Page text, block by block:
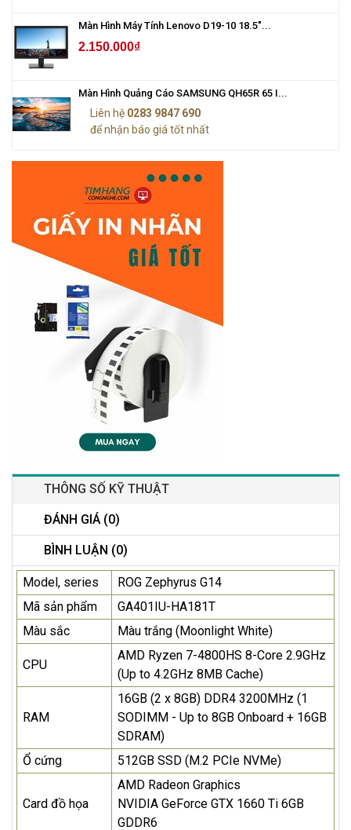
Màn Hình Máy Tính Lenovo D19-10 18.5"...
2.150.000₫
Màn Hình Quảng Cáo SAMSUNG QH65R 65 I...
Liên hệ 0283 9847 690
để nhận báo giá tốt nhất
THÔNG SỐ KỸ THUẬT
ĐÁNH GIÁ (0)
BÌNH LUẬN (0)
Model, series
ROG Zephyrus G14
Mã sản phẩm
GA401IU-HA181T
Màu sắc
Màu trắng (Moonlight White)
CPU
AMD Ryzen 7-4800HS 8-Core 2.9GHz
(Up to 4.2GHz 8MB Cache)
RAM
16GB (2 x 8GB) DDR4 3200MHz (1
SODIMM - Up to 8GB Onboard + 16GB
SDRAM)
Ổ cứng
512GB SSD (M.2 PCIe NVMe)
Card đồ họa
AMD Radeon Graphics
NVIDIA GeForce GTX 1660 Ti 6GB
GDDR6